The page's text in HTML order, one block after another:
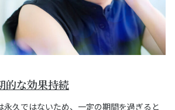
的な効果持続
永久ではないため、一定の期間を過ぎると